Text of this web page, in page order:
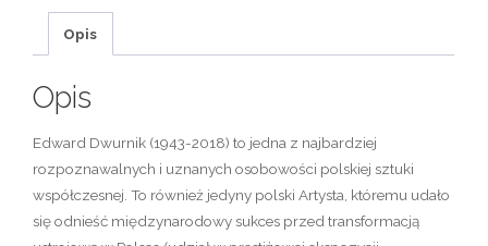
Opis
Opis
Edward Dwurnik (1943-2018) to jedna z najbardziej
rozpoznawalnych i uznanych osobowości polskiej sztuki
współczesnej. To również jedyny polski Artysta, któremu udało
się odnieść międzynarodowy sukces przed transformacją